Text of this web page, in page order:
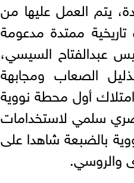
يتم العمل عليها من
ممتدة مدعومة
عبدالفتاح السيسي،
الصعاب ومجابهة
أول محطة نووية
مصري سلمي لاستخدامات
بالضبعة شاهدا على
والروسي.